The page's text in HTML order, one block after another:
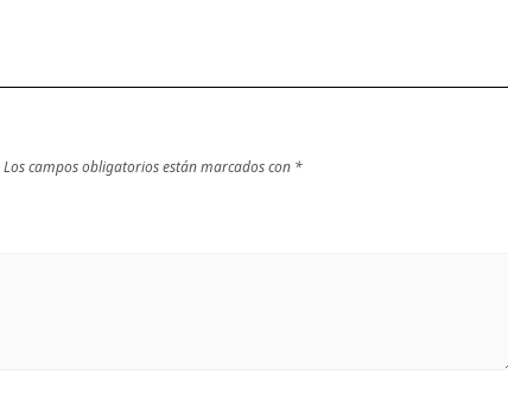
Los campos obligatorios están marcados con *